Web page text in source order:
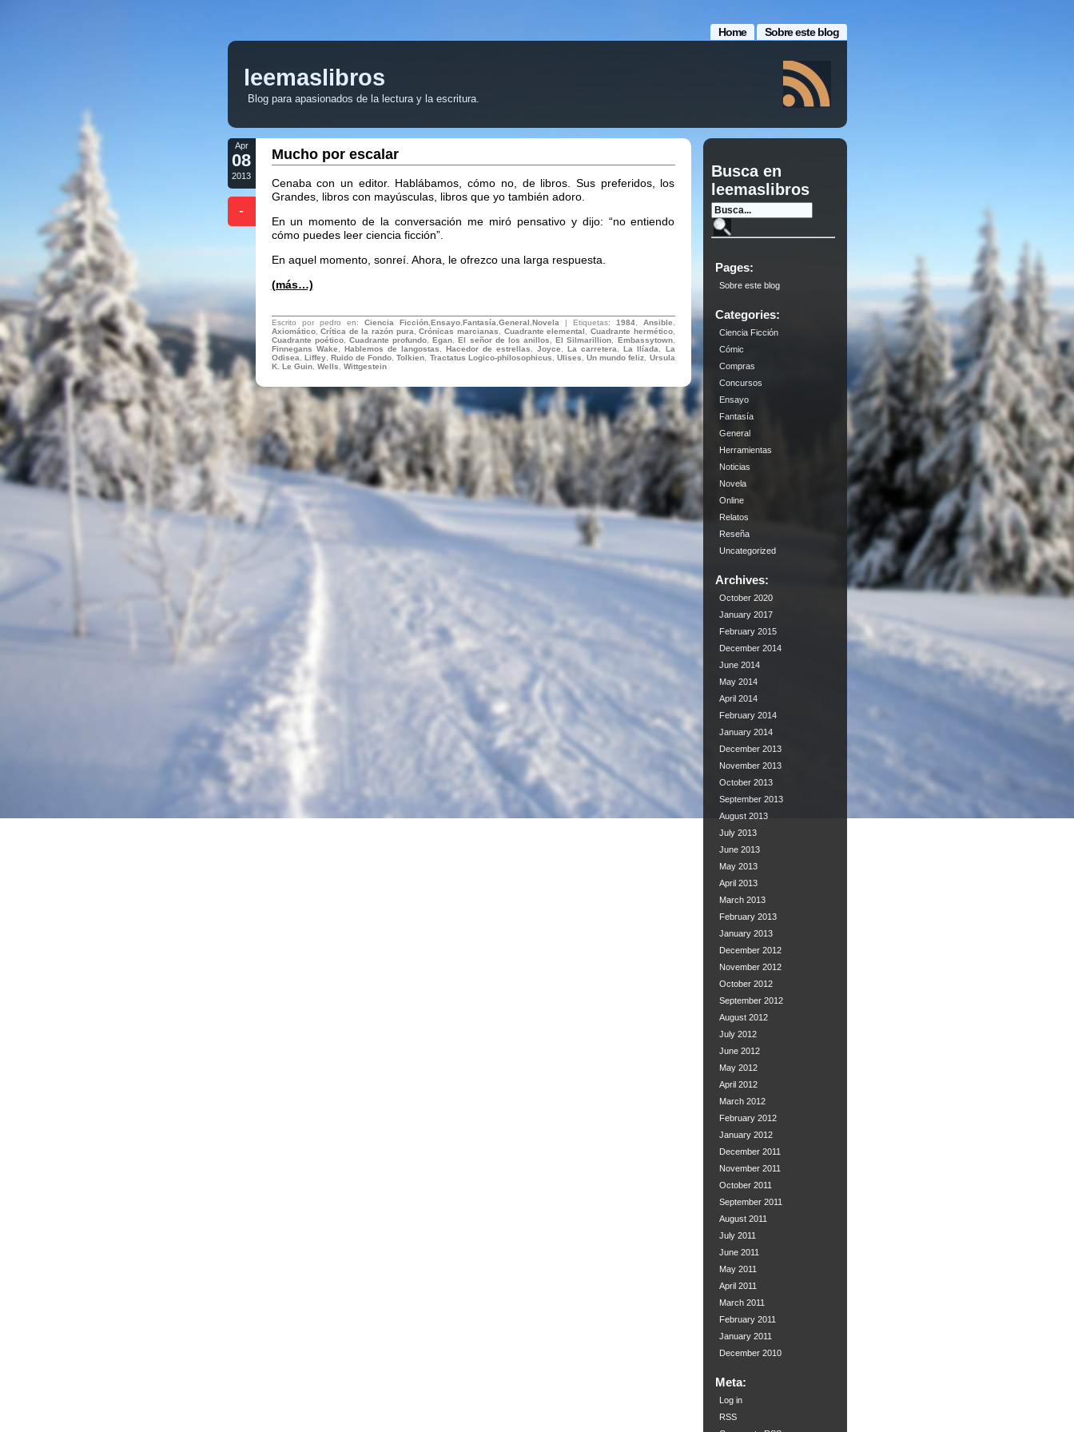
Sobre este blog
Home
leemaslibros
Blog para apasionados de la lectura y la escritura.
Apr
08
2013
-
Mucho por escalar
Cenaba con un editor. Hablábamos, cómo no, de libros. Sus preferidos, los
Grandes, libros con mayúsculas, libros que yo también adoro.
En un momento de la conversación me miró pensativo y dijo: “no entiendo
cómo puedes leer ciencia ficción”.
En aquel momento, sonreí. Ahora, le ofrezco una larga respuesta.
(más…)
Escrito por pedro en: Ciencia Ficción, Ensayo, Fantasía General Novela | Etiquetas: 1984, Ansible
Axiomático,Crítica de la razón pura ,Crónicas marcianas Cuadrante elemental Cuadrante hermético,
Cuadrante poético, Cuadrante profundo ,Egan ,El señor de los anillos ,El Silmarillion Embassytown,
Finnegans Wake
Hablemos de langostas Hacedor de estrellas ,Joyce ,La carretera ,La Ilíada
La
Odisea
Liffey, Ruido de Fondo ,Tolkien Tractatus Logico-philosophicus Ulises ,Un mundo feliz
Ursula
K. Le Guin, Wells Wittgestein
Busca en
leemaslibros
Pages:
Sobre este blog
Categories:
Ciencia Ficción
Cómic
Compras
Concursos
Ensayo
Fantasía
General
Herramientas
Noticias
Novela
Online
Relatos
Reseña
Uncategorized
Archives:
October 2020
January 2017
February 2015
December 2014
June 2014
May 2014
April 2014
February 2014
January 2014
December 2013
November 2013
October 2013
September 2013
August 2013
July 2013
June 2013
May 2013
April 2013
March 2013
February 2013
January 2013
December 2012
November 2012
October 2012
September 2012
August 2012
July 2012
June 2012
May 2012
April 2012
March 2012
February 2012
January 2012
December 2011
November 2011
October 2011
September 2011
August 2011
July 2011
June 2011
May 2011
April 2011
March 2011
February 2011
January 2011
December 2010
Meta:
Log in
RSS